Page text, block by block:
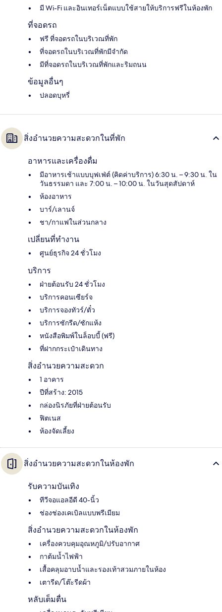
มี Wi-Fi และอินเทอร์เน็ตแบบใช้สายให้บริการฟรีในห้องพัก
ที่จอดรถ
ฟรี ที่จอดรถในบริเวณที่พัก
ที่จอดรถในบริเวณที่พักมีจำกัด
มีที่จอดรถในบริเวณที่พักและริมถนน
ข้อมูลอื่นๆ
ปลอดบุหรี่
สิ่งอำนวยความสะดวกในที่พัก
อาหารและเครื่องดื่ม
มีอาหารเช้าแบบบุฟเฟ่ต์ (คิดค่าบริการ) 6:30 น. – 9:30 น. ใน
วันธรรมดา และ 7:00 น. – 10:00 น. ในวันสุดสัปดาห์
ห้องอาหาร
บาร์/เลานจ์
ชา/กาแฟในส่วนกลาง
เปลี่ยนที่ทำงาน
ศูนย์ธุรกิจ 24 ชั่วโมง
บริการ
ฝ่ายต้อนรับ 24 ชั่วโมง
บริการคอนเซียร์จ
บริการจองทัวร์/ตั๋ว
บริการซักรีด/ซักแห้ง
หนังสือพิมพ์ในล็อบบี้ (ฟรี)
ที่ฝากกระเป๋าเดินทาง
สิ่งอำนวยความสะดวก
1 อาคาร
ปีที่สร้าง: 2015
กล่องนิรภัยที่ฝ่ายต้อนรับ
ฟิตเนส
ห้องจัดเลี้ยง
สิ่งอำนวยความสะดวกในห้องพัก
รับความบันเทิง
ทีวีจอแอลอีดี 40-นิ้ว
ช่องช่องเคเบิลแบบพรีเมียม
สิ่งอำนวยความสะดวกในห้องพัก
เครื่องควบคุมอุณหภูมิ/ปรับอากาศ
กาต้มน้ำไฟฟ้า
เสื้อคลุมอาบน้ำและรองเท้าสวมภายในห้อง
เตารีด/โต๊ะรีดผ้า
หลับเต็มตื่น